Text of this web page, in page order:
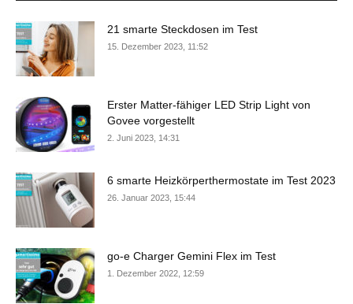
21 smarte Steckdosen im Test
15. Dezember 2023, 11:52
Erster Matter-fähiger LED Strip Light von
Govee vorgestellt
2. Juni 2023, 14:31
6 smarte Heizkörperthermostate im Test 2023
26. Januar 2023, 15:44
go-e Charger Gemini Flex im Test
1. Dezember 2022, 12:59